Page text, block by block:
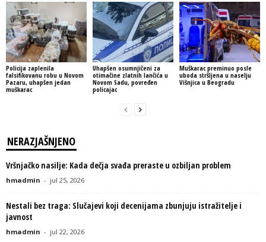
Policija zaplenila
falsifikovanu robu u Novom
Pazaru, uhapšen jedan
muškarac
Uhapšen osumnjičeni za
otimačine zlatnih lančića u
Novom Sadu, povređen
policajac
Muškarac preminuo posle
uboda stršljena u naselju
Višnjica u Beogradu
NERAZJAŠNJENO
Vršnjačko nasilje: Kada dečja svađa preraste u ozbiljan problem
hmadmin - jul 25, 2026
Nestali bez traga: Slučajevi koji decenijama zbunjuju istražitelje i
javnost
hmadmin - jul 22, 2026